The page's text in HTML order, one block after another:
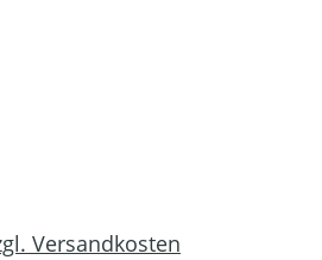
Versandkosten